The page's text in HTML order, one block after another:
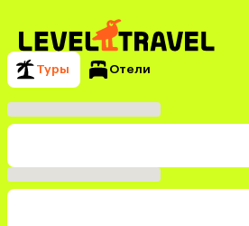
Туры Отели